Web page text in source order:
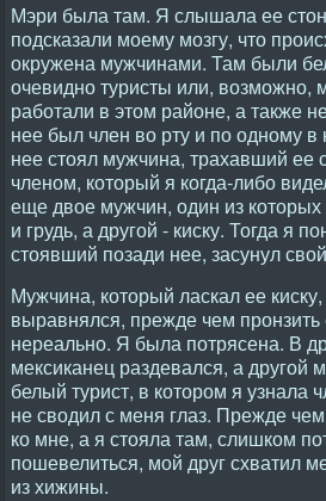
Мэри была там. Я слышала ее
подсказали моему мозгу, что
окружена мужчинами. Там были
очевидно туристы или, возможно,
работали в этом районе, а также
нее был член во рту и по одному в
нее стоял мужчина, трахавший
членом, который я когда-либо
еще двое мужчин, один из
и грудь, а другой - киску. Тогда я
стоявший позади нее, засунул
Мужчина, который ласкал ее
выравнялся, прежде чем
нереально. Я была потрясена. В
мексиканец раздевался, а
белый турист, в котором я узнала
не сводил с меня глаз. Прежде
ко мне, а я стояла там, слишком
пошевелиться, мой друг схватил
из хижины.